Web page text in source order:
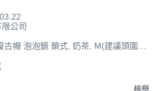
公司
古帽 泡泡鏡 鎖式, 奶茶, M(建議頭圍
檢舉